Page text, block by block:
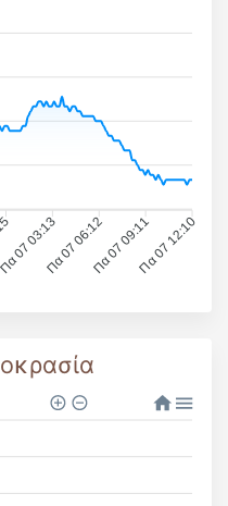
07 03:13Πα 07 06:12Πα 07 09:11Πα 07 12:10